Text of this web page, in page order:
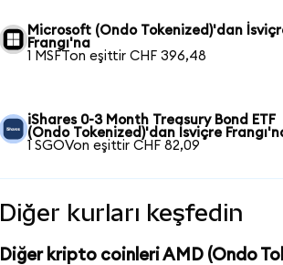
Microsoft (Ondo Tokenized)'dan
Frangı'na
1 MSFTon eşittir CHF 396,48
iShares 0-3 Month Treasury Bond ETF
(Ondo Tokenized)'dan İsviçre
1 SGOVon eşittir CHF 82,09
Diğer kurları keşfedin
Diğer kripto coinleri AMD (Ondo